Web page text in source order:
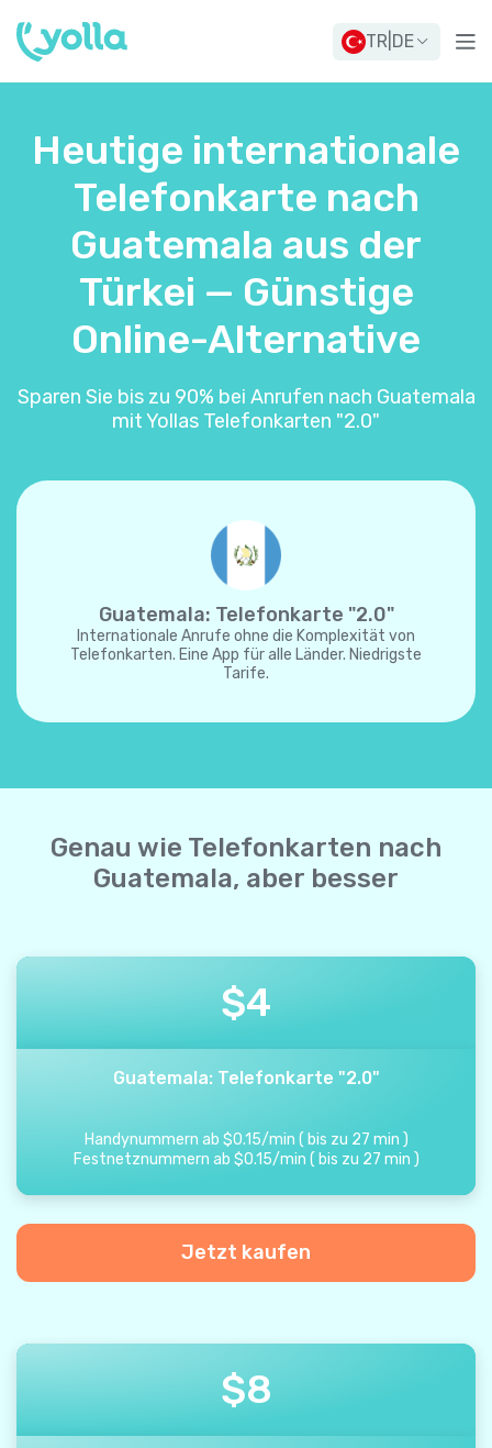
TR DE
Heutige internationale
Telefonkarte nach
Guatemala aus der
Türkei — Günstige
Online-Alternative
Sparen Sie bis zu 90% bei Anrufen nach Guatemala
mit Yollas Telefonkarten "2.0"
Guatemala: Telefonkarte "2.0"
Internationale Anrufe ohne die Komplexität von
Telefonkarten. Eine App für alle Länder. Niedrigste
Tarife.
Genau wie Telefonkarten nach
Guatemala, aber besser
$4
Guatemala: Telefonkarte "2.0"
Handynummern ab $0.15/min ( bis zu 27 min )
Festnetznummern ab $0.15/min ( bis zu 27 min )
Jetzt kaufen
$8